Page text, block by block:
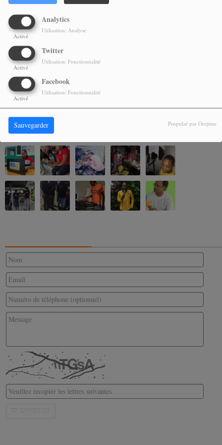
Analytics
Activé
Utilisation: Analyse
Twitter
Activé
Utilisation: Fonctionnalité
Facebook
Activé
Utilisation: Fonctionnalité
Sauvegarder Propulsé par Orejime
il y a 7 mois
SONNY VIBES DU MARDI 16 DECEMBRE 2025
il y a 8 mois
EMISSION SONNY VIBES 18 NOVEMBRE 2025
NOS ALBUMS PHOTOS